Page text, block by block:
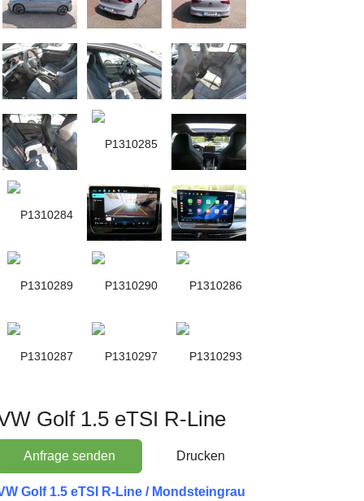
Golf 1.5 eTSI R-Line
Anfrage senden Drucken
Golf 1.5 eTSI R-Line / Mondsteingrau